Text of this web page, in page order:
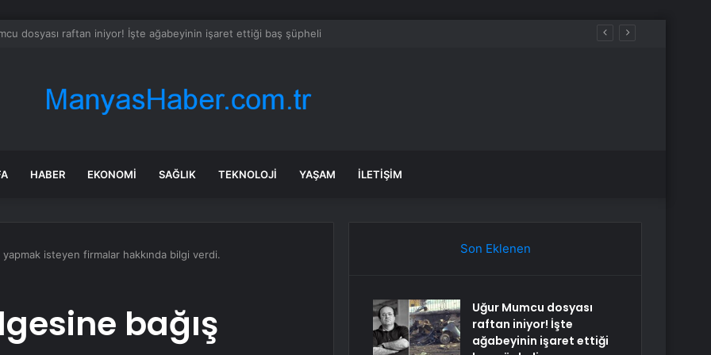
Guterres: Kıbrıs’ta barışı dayatamayız, Kıbrıslılar inşa edebilir
HABER EKONOMI SAĞLIK TEKNOLOJI YAŞAM İLETIŞIM
isteyen firmalar hakkında bilgi verdi.
bağış
Son Eklenen
Uğur Mumcu dosyası
raftan iniyor! İşte
ağabeyinin işaret ettiği